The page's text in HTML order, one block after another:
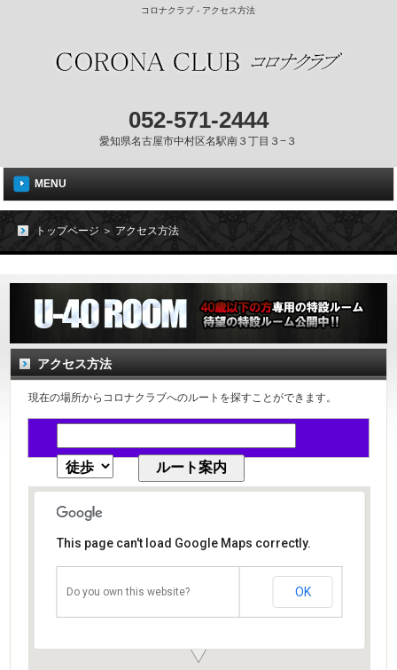
コロナクラブ - アクセス方法
052-571-2444
愛知県名古屋市中村区名駅南３丁目３−３
MENU
トップページ ＞ アクセス方法
アクセス方法
現在の場所からコロナクラブへのルートを探すことができます。
This page can't load Google Maps correctly.
Do you own this website? OK